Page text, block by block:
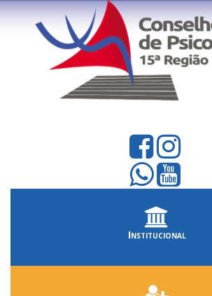
Institucional